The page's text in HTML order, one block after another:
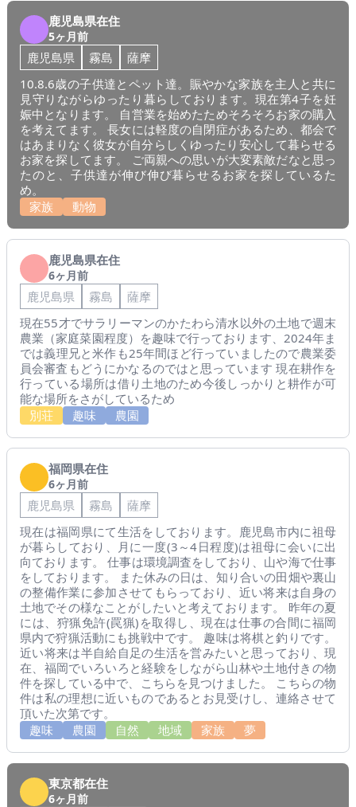
鹿児島県在住
5ヶ月前
鹿児島県 霧島
薩摩
10.8.6歳の子供達とペット達。賑やかな家族を主人と共に
見守りながらゆったり暮らしております。現在第4子を妊
娠中となります。 自営業を始めたためそろそろお家の購入
を考えてます。 長女には軽度の自閉症があるため、都会で
はあまりなく彼女が自分らしくゆったり安心して暮らせる
お家を探してます。 ご両親への思いが大変素敵だなと思っ
たのと、子供達が伸び伸び暮らせるお家を探しているた
め。
家族
動物
鹿児島県在住
6ヶ月前
鹿児島県 霧島
薩摩
現在55才でサラリーマンのかたわら清水以外の土地で週末
農業（家庭菜園程度）を趣味で行っております、2024年ま
では義理兄と米作も25年間ほど行っていましたので農業委
員会審査もどうにかなるのではと思っています 現在耕作を
行っている場所は借り土地のため今後しっかりと耕作が可
能な場所をさがしているため
別荘
趣味 農園
福岡県在住
6ヶ月前
鹿児島県 霧島
薩摩
現在は福岡県にて生活をしております。鹿児島市内に祖母
が暮らしており、月に一度(3～4日程度)は祖母に会いに出
向ております。 仕事は環境調査をしており、山や海で仕事
をしております。 また休みの日は、知り合いの田畑や裏山
の整備作業に参加させてもらっており、近い将来は自身の
土地でその様なことがしたいと考えております。 昨年の夏
には、狩猟免許(罠猟)を取得し、現在は仕事の合間に福岡
県内で狩猟活動にも挑戦中です。 趣味は将棋と釣りです。
近い将来は半自給自足の生活を営みたいと思っており、現
在、福岡でいろいろと経験をしながら山林や土地付きの物
件を探している中で、こちらを見つけました。 こちらの物
件は私の理想に近いものであるとお見受けし、連絡させて
頂いた次第です。
趣味
農園 自然 地域 家族 夢
東京都在住
6ヶ月前